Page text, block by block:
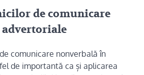
de comunicare
comunicare nonverbală în
de importantă ca și aplicarea